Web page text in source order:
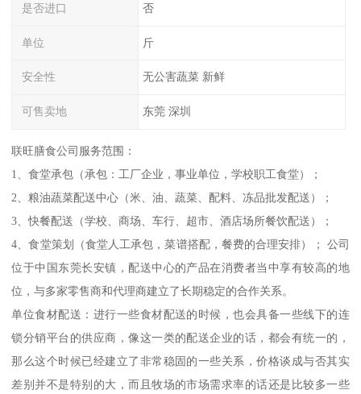
是否进口 否
单位 斤
安全性 无公害蔬菜 新鲜
可售卖地 东莞 深圳
联旺膳食公司服务范围：
1、食堂承包（承包：工厂企业，事业单位，学校职工食堂）；
2、粮油蔬菜配送中心（米、油、蔬菜、配料、冻品批发配送）；
3、快餐配送（学校、商场、车行、超市、酒店场所餐饮配送）；
4、食堂策划（食堂人工承包，菜谱搭配，餐费的合理安排）； 公司
位于中国东莞长安镇，配送中心的产品在消费者当中享有较高的地
位，与多家零售商和代理商建立了长期稳定的合作关系。
单位食材配送：进行一些食材配送的时候，也会具备一些线下的连
锁分销平台的供应商，像这一类的配送企业的话，都会有统一的，
那么这个时候已经建立了非常稳固的一些关系，价格谈成与否其实
差别并不是特别的大，而且牧场的市场需求率的话还是比较多一些